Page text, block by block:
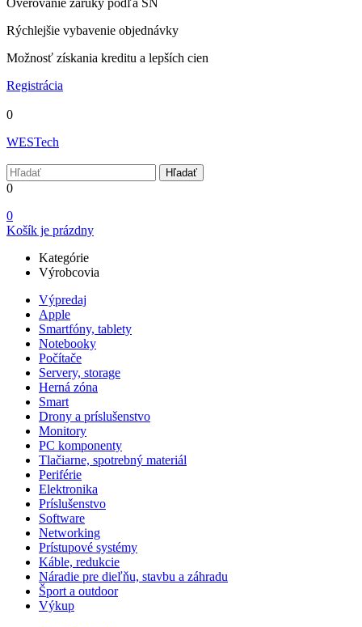
Overovanie záruky podľa SN
Rýchlejšie vybavenie objednávky
Možnosť získania kreditu a lepších cien
Registrácia
0
WESTech
Hľadať
0
0
Košík je prázdny
Kategórie
Výrobcovia
Výpredaj
Apple
Smartfóny, tablety
Notebooky
Počítače
Servery, storage
Herná zóna
Smart
Drony a príslušenstvo
Monitory
PC komponenty
Tlačiarne, spotrebný materiál
Periférie
Elektronika
Príslušenstvo
Software
Networking
Prístupové systémy
Káble, redukcie
Náradie pre dieľňu, stavbu a záhradu
Šport a outdoor
Výkup